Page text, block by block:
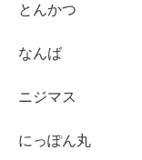
とんかつ
なんば
ニジマス
にっぽん丸